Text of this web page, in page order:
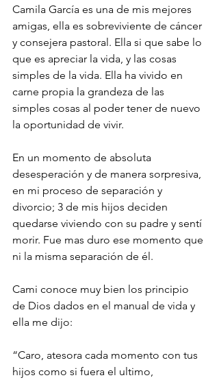
Camila García es una de mis mejores
amigas, ella es sobreviviente de cáncer
y consejera pastoral. Ella si que sabe lo
que es apreciar la vida, y las cosas
simples de la vida. Ella ha vivido en
carne propia la grandeza de las
simples cosas al poder tener de nuevo
la oportunidad de vivir.
En un momento de absoluta
desesperación y de manera sorpresiva,
en mi proceso de separación y
divorcio; 3 de mis hijos deciden
quedarse viviendo con su padre y sentí
morir. Fue mas duro ese momento que
ni la misma separación de él.
Cami conoce muy bien los principio
de Dios dados en el manual de vida y
ella me dijo:
“Caro, atesora cada momento con tus
hijos como si fuera el ultimo,